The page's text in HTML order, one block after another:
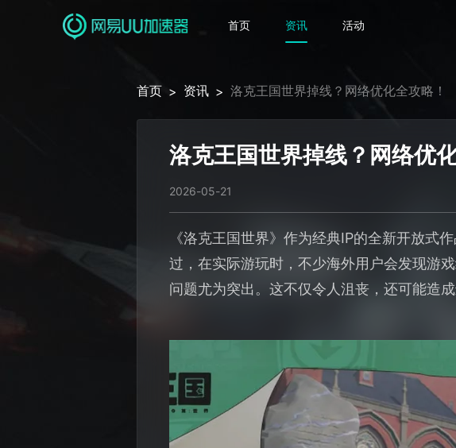
首页 资讯 活动
首页 > 资讯 > 洛克王国世界掉线？网络优化全攻略！
洛克王国世界掉线？网络优
2026-05-21
《洛克王国世界》作为经典IP的全新开放式
过，在实际游玩时，不少海外用户会发现游
问题尤为突出。这不仅令人沮丧，还可能造